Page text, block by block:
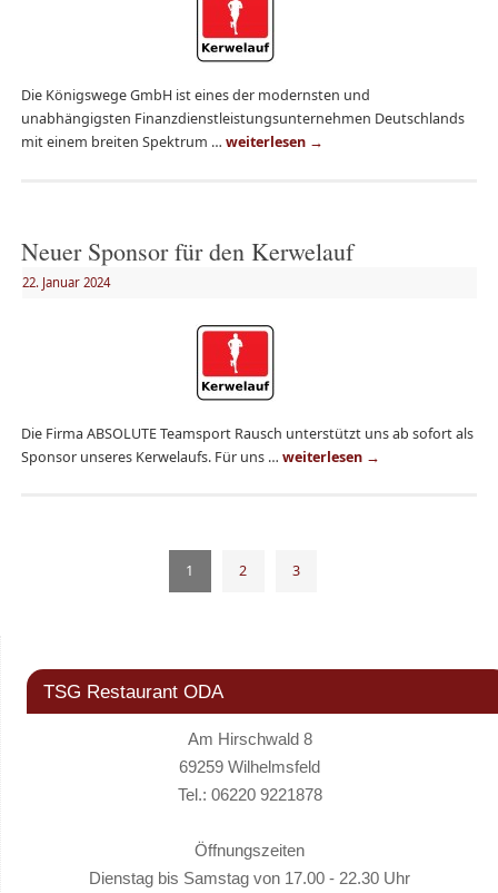
Die Königswege GmbH ist eines der modernsten und
unabhängigsten Finanzdienstleistungsunternehmen Deutschlands
mit einem breiten Spektrum … weiterlesen →
Neuer Sponsor für den Kerwelauf
22. Januar 2024
Die Firma ABSOLUTE Teamsport Rausch unterstützt uns ab sofort als
Sponsor unseres Kerwelaufs. Für uns … weiterlesen →
1 2 3
TSG Restaurant ODA
Am Hirschwald 8
69259 Wilhelmsfeld
Tel.: 06220 9221878
Öffnungszeiten
Dienstag bis Samstag von 17.00 - 22.30 Uhr